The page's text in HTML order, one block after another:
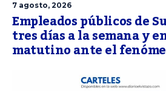
7 agosto, 2026
Empleados públicos de
tres días a la semana y
matutino ante el